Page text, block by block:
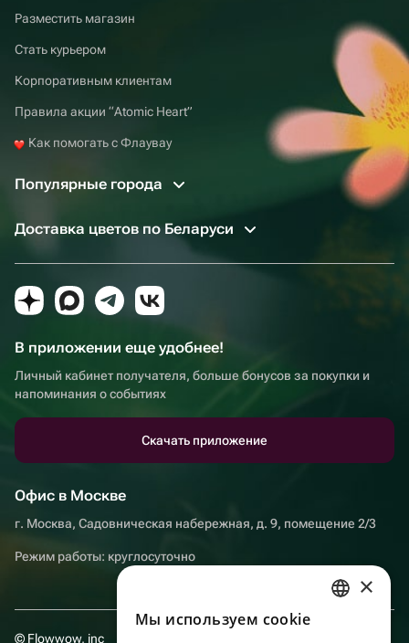
Разместить магазин
Стать курьером
Корпоративным клиентам
Правила акции “Atomic Heart”
Как помогать с Флаувау
Популярные города
Доставка цветов по Беларуси
В приложении еще удобнее!
Личный кабинет получателя, больше бонусов за покупки и
напоминания о событиях
Скачать приложение
Офис в Москве
г. Москва, Садовническая набережная, д. 9, помещение 2/3
Режим работы: круглосуточно
© Flowwow, inc
×
Мы используем сookie